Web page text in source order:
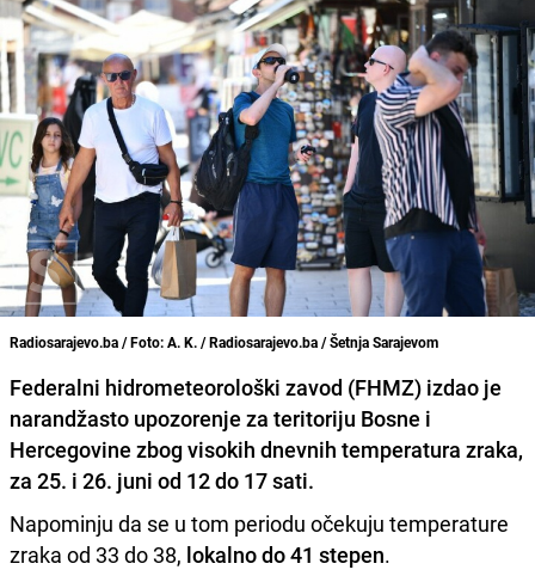
Radiosarajevo.ba / Foto: A. K. / Radiosarajevo.ba / Šetnja Sarajevom
Federalni hidrometeorološki zavod (FHMZ) izdao je
narandžasto upozorenje za teritoriju Bosne i
Hercegovine zbog visokih dnevnih temperatura zraka,
za 25. i 26. juni od 12 do 17 sati.
Napominju da se u tom periodu očekuju temperature
zraka od 33 do 38, lokalno do 41 stepen.